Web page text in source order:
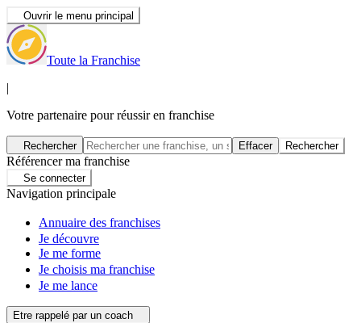
Ouvrir le menu principal
Toute la Franchise
|
Votre partenaire pour réussir en franchise
Rechercher Effacer Rechercher
Référencer ma franchise
Se connecter
Navigation principale
Annuaire des franchises
Je découvre
Je me forme
Je choisis ma franchise
Je me lance
Etre rappelé par un coach